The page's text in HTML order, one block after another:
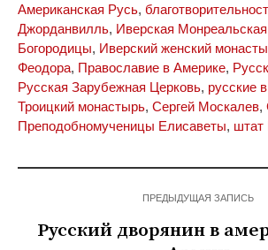
Американская Русь,
Джорданвилль, Иверская
Богородицы, Иверский женский
Феодора, Православие в Америке,
Русская Зарубежная Церковь, русские
Троицкий монастырь, Сергей Москалев,
Преподобномученицы Елисаветы,
ПРЕДЫДУЩАЯ ЗАПИСЬ
Русский дворянин в